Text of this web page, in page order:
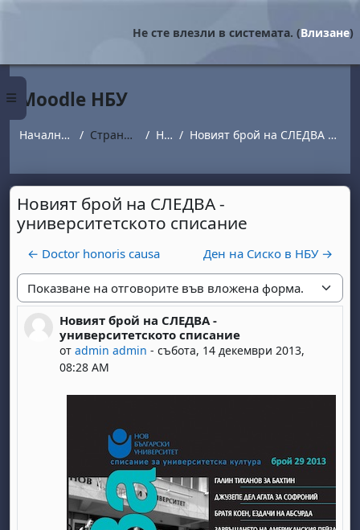
Страничен панел
Не сте влезли в системата. (Влизане)
Moodle НБУ
Начална страница Страници от сайта Новини Новият брой на СЛЕДВА - университетското списание
Новият брой на СЛЕДВА -
университетското списание
← Doctor honoris causa Ден на Сиско в НБУ →
Начин на показване
Новият брой на СЛЕДВА -
университетското списание
отadmin admin -събота, 14 декември 2013,
08:28 AM
Number of replies: 0